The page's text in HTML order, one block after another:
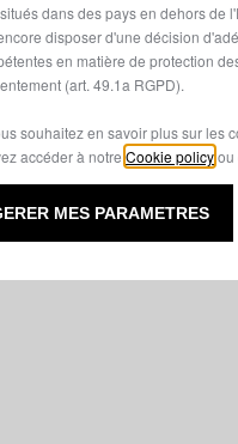
dans des pays en dehors de
disposer d'une décision
en matière de protection
(art. 49.1a RGPD).
souhaitez en savoir plus sur les
accéder à notre Cookie policyou
GERER MES PARAMETRES